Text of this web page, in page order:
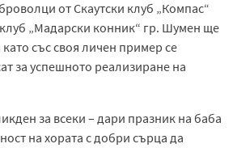
от Скаутски клуб „Компас“
„Мадарски конник“ гр. Шумен ще
със своя личен пример се
за успешното реализиране на
за всеки – дари празник на баба
на хората с добри сърца да